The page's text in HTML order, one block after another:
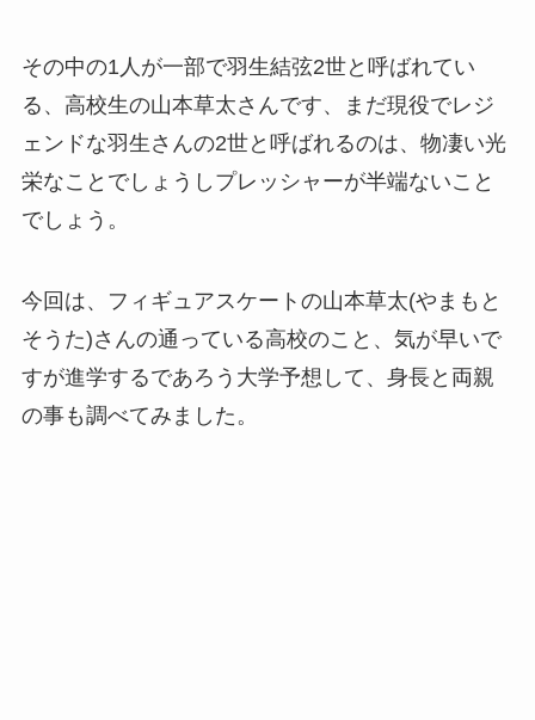
その中の1人が一部で羽生結弦2世と呼ばれてい
る、高校生の山本草太さんです、まだ現役でレジ
ェンドな羽生さんの2世と呼ばれるのは、物凄い光
栄なことでしょうしプレッシャーが半端ないこと
でしょう。
今回は、フィギュアスケートの山本草太(やまもと
そうた)さんの通っている高校のこと、気が早いで
すが進学するであろう大学予想して、身長と両親
の事も調べてみました。